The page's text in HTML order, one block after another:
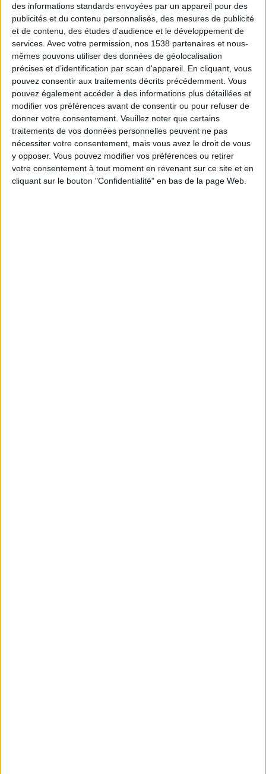
des informations standards envoyées par un appareil pour des
publicités et du contenu personnalisés, des mesures de publicité
et de contenu, des études d'audience et le développement de
services. Avec votre permission, nos 1538 partenaires et nous-
mêmes pouvons utiliser des données de géolocalisation
précises et d’identification par scan d'appareil. En cliquant, vous
pouvez consentir aux traitements décrits précédemment. Vous
pouvez également accéder à des informations plus détaillées et
modifier vos préférences avant de consentir ou pour refuser de
donner votre consentement. Veuillez noter que certains
traitements de vos données personnelles peuvent ne pas
nécessiter votre consentement, mais vous avez le droit de vous
y opposer. Vous pouvez modifier vos préférences ou retirer
votre consentement à tout moment en revenant sur ce site et en
cliquant sur le bouton "Confidentialité" en bas de la page Web.
Webinaires en direct Voir tout
Peut-on remplacer la viande par des féculents ?
Consultation diététique du 05/08/2026